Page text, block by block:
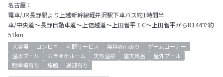
名古屋：
電車/JR長野駅より上越新幹線軽井沢駅下車バス約1時間半
車/中央道～長野自動車道～上信越道～上田菅平ＩC～上田菅平からR144で約
51km
大浴場 コンビニ 宅配サービス 無料WiFiあり
ゲームコーナー
温水プール
カラオケルーム 天然温泉 露天風呂
屋外プール
駐車場有り
旅館 送迎有り